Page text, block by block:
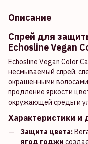
Описание
Спрей для
Echosline Vegan
Echosline Vegan Color
несмываемый спрей,
окрашенными
продление яркости
окружающей среды и
Характеристики и
Защита цвета:
ягод годжи